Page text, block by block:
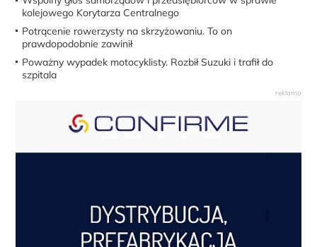
kolejowego Korytarza Centralnego
Potrącenie rowerzysty na skrzyżowaniu. To on
prawdopodobnie zawinił
Poważny wypadek motocyklisty. Rozbił Suzuki i trafił do
szpitala